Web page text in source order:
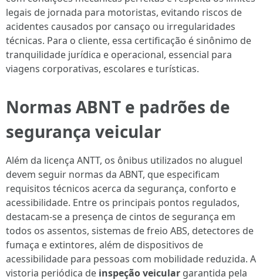
legais de jornada para motoristas, evitando riscos de
acidentes causados por cansaço ou irregularidades
técnicas. Para o cliente, essa certificação é sinônimo de
tranquilidade jurídica e operacional, essencial para
viagens corporativas, escolares e turísticas.
Normas ABNT e padrões de
segurança veicular
Além da licença ANTT, os ônibus utilizados no aluguel
devem seguir normas da ABNT, que especificam
requisitos técnicos acerca da segurança, conforto e
acessibilidade. Entre os principais pontos regulados,
destacam-se a presença de cintos de segurança em
todos os assentos, sistemas de freio ABS, detectores de
fumaça e extintores, além de dispositivos de
acessibilidade para pessoas com mobilidade reduzida. A
vistoria periódica de inspeção veicular garantida pela